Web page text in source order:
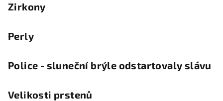
Zirkony
Perly
Police - sluneční brýle odstartovaly slávu
Velikosti prstenů